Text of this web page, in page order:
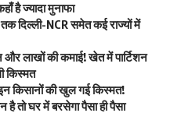
है ज्यादा मुनाफा
दिल्ली-NCR समेत कई राज्यों में
लाखों की कमाई! खेत में पार्टिशन
किस्मत
किसानों की खुल गई किस्मत!
तो घर में बरसेगा पैसा ही पैसा